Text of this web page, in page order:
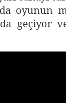
oyunun
geçiyor